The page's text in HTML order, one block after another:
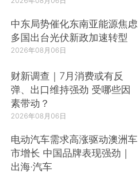
中东局势催化东南亚能源焦虑
多国出台光伏新政加速转型
2026年08月06日
财新调查｜7月消费或有反
弹、出口维持强劲 受哪些因
素带动？
2026年08月06日
电动汽车需求高涨驱动澳洲车
市增长 中国品牌表现强劲｜
出海·汽车